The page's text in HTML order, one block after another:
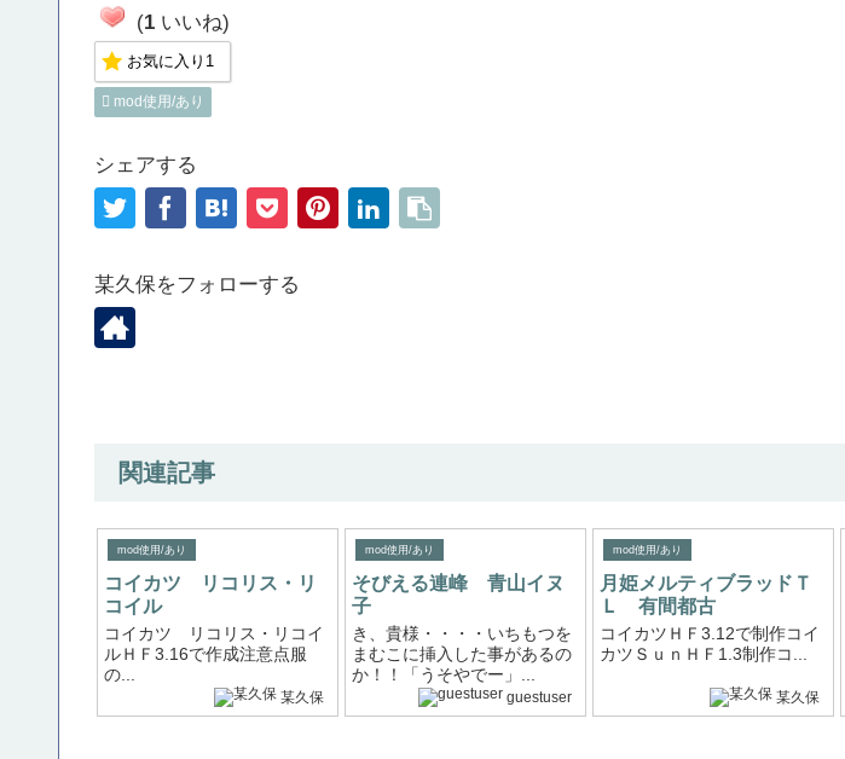
(1いいね)
お気に入り 1
mod使用/あり
シェアする
某久保をフォローする
関連記事
mod使用/あり
コイカツ リコリス・リ
コイル
コイカツ リコリス・リコイ
ルＨＦ3.16で作成注意点服
の...
某久保
mod使用/あり
そびえる連峰 青山イヌ
子
き、貴様・・・・いちもつを
まむこに挿入した事があるの
か！！「うそやでー」...
guestuser
mod使用/あり
月姫メルティブラッドＴ
Ｌ 有間都古
コイカツＨＦ3.12で制作コイ
カツＳｕｎＨＦ1.3制作コ...
某久保